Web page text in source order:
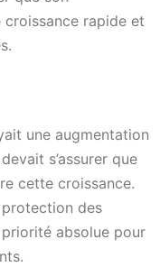
rapide et
une augmentation
s’assurer que
cette croissance.
protection des
absolue pour